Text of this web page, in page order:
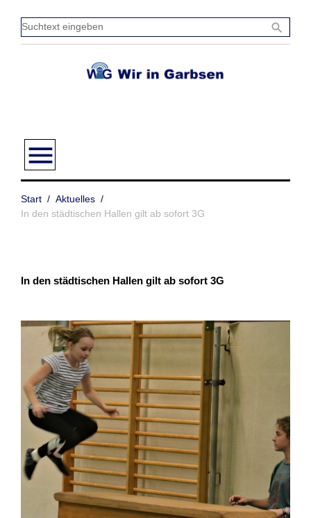
Inhalt
springen
search
menu
Start / Aktuelles /
In den städtischen Hallen gilt ab sofort 3G
In den städtischen Hallen gilt ab sofort 3G